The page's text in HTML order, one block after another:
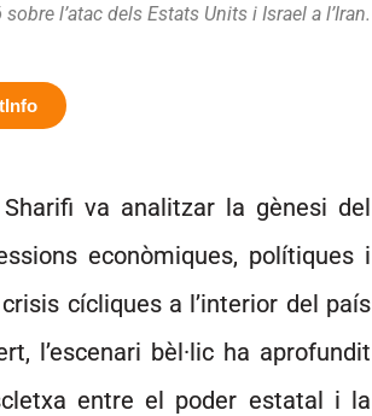
l’atac dels Estats Units i Israel a l’Iran.
va analitzar la gènesi del
econòmiques, polítiques i
cícliques a l’interior del país
l’escenari bèl·lic ha aprofundit
entre el poder estatal i la